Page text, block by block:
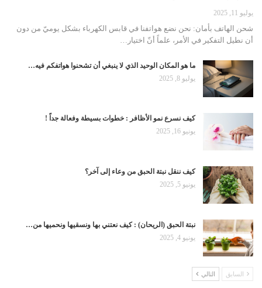
يوليو 11, 2025
شحن الهاتف بأمان: نحن نضع هواتفنا في قابس الكهرباء بشكل يوميّ من دون
أن نطيل التفكير في الأمر، علماً أنّ اختيار
ما هو المكان الوحيد الذي لا ينبغي أن تشحنوا هواتفكم فيه…
يوليو 8, 2025
كيف نسرع نمو الأظافر : خطوات بسيطة وفعالة جداً !
يونيو 16, 2025
كيف ننقل نبتة الحبق من وعاء إلى آخر؟
يونيو 5, 2025
نبتة الحبق (الريحان) : كيف نعتني بها ونسقيها ونحميها من…
يونيو 4, 2025
السابق التالي